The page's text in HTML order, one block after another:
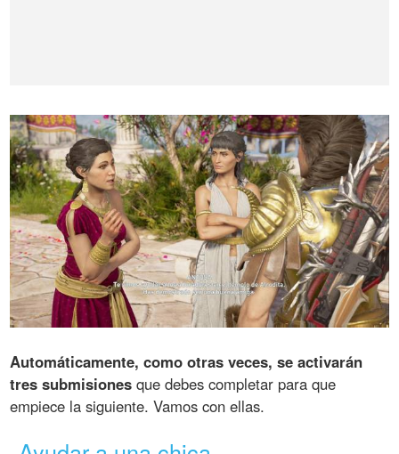
Automáticamente, como otras veces, se activarán
tres submisiones que debes completar para que
empiece la siguiente. Vamos con ellas.